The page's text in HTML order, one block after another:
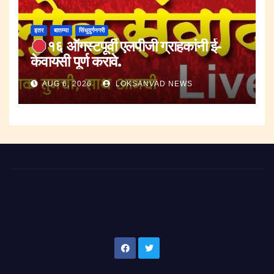
इतर बातम्या सिंधुदुर्गनगरी
१६ ऑगस्टपूर्वी एलपीजी ग्राहकांनी ई-
केवायसी पूर्ण करावे.
AUG 6, 2026 LOKSANVAD NEWS